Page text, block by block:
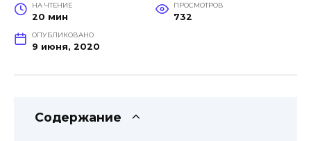
НА ЧТЕНИЕ
20 мин
ПРОСМОТРОВ
732
ОПУБЛИКОВАНО
9 июня, 2020
Содержание